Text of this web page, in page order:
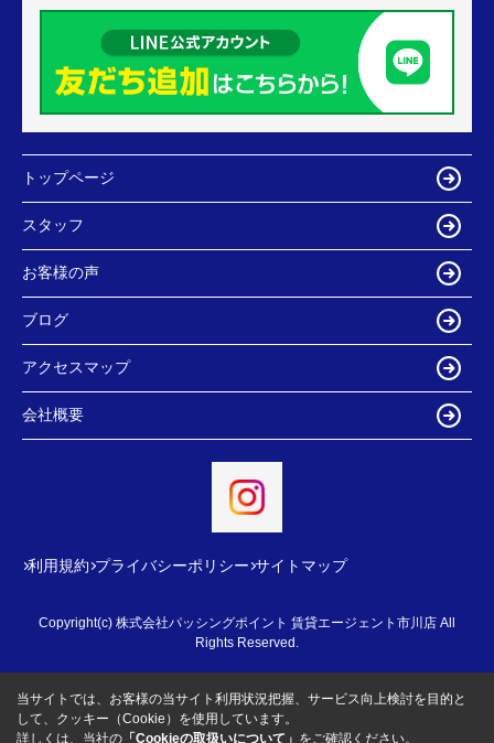
トップページ
スタッフ
お客様の声
ブログ
アクセスマップ
会社概要
利用規約 プライバシーポリシー サイトマップ
Copyright(c) 株式会社パッシングポイント 賃貸エージェント市川店 All
Rights Reserved.
当サイトでは、お客様の当サイト利用状況把握、サービス向上検討を目的と
して、クッキー（Cookie）を使用しています。
詳しくは、当社の 「Cookieの取扱いについて」 をご確認ください。